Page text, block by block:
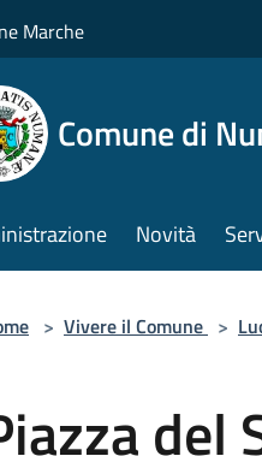
Marche
Comune di
Novità
> Vivere il Comune >
del